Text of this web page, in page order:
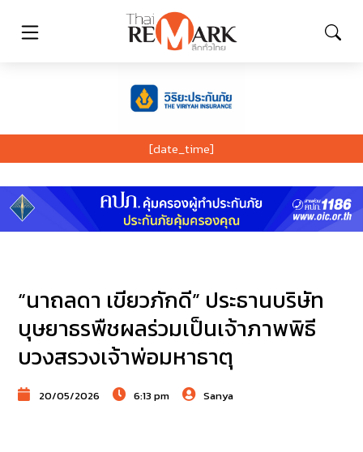
[date_time]
“นาถลดา เขียวภักดี” ประธานบริษัท
บุษยาธรพืชผลร่วมเป็นเจ้าภาพพิธี
บวงสรวงเจ้าพ่อมหาธาตุ
20/05/2026 6:13 pm Sanya